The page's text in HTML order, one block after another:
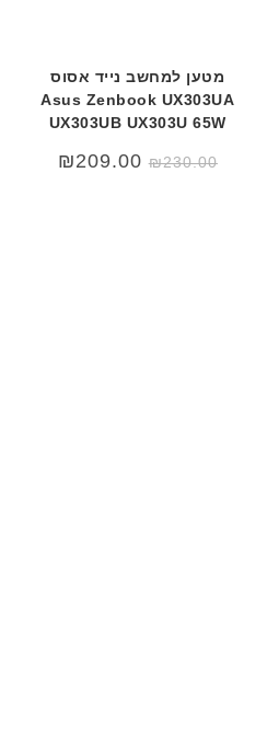
מטען למחשב נייד אסוס
Asus Zenbook UX303UA
UX303UB UX303U 65W
₪230.00
המחיר
המקורי
₪209.00